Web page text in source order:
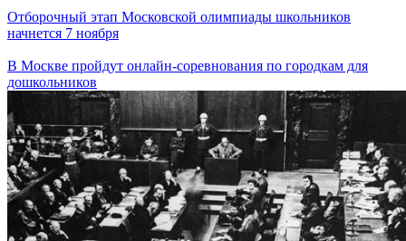
Отборочный этап Московской олимпиады школьников
начнется 7 ноября
В Москве пройдут онлайн-соревнования по городкам для
дошкольников